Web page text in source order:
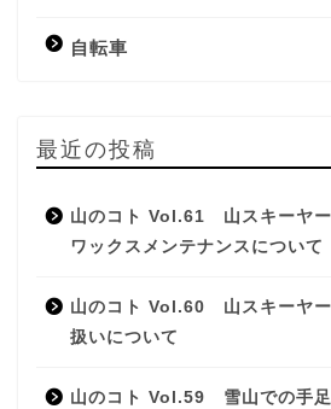
自転車
最近の投稿
山のコト Vol.61 山スキーヤ
ワックスメンテナンスについて
山のコト Vol.60 山スキーヤ
扱いについて
山のコト Vol.59 雪山での手足